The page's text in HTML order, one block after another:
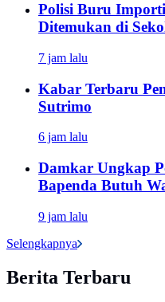
Polisi Buru
Ditemukan di
7 jam lalu
Kabar Terbaru
Sutrimo
6 jam lalu
Damkar Ungkap
Bapenda Butuh
9 jam lalu
Selengkapnya
Berita Terbaru